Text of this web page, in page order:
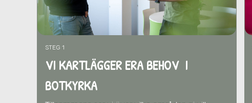
STEG 1
VI KARTLÄGGER ERA BEHOV I
BOTKYRKA